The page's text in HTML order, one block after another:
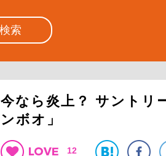
今なら炎上？ サントリ
ンボオ」
12